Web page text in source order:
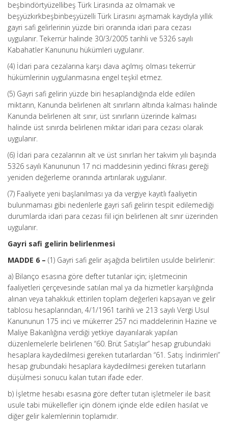
beşbindörtyüzellibeş Türk Lirasında az olmamak ve
beşyüzkırkbeşbinbeşyüzelli Türk Lirasını aşmamak kaydıyla yıllık
gayri safi gelirlerinin yüzde biri oranında idari para cezası
uygulanır. Tekerrür halinde 30/3/2005 tarihli ve 5326 sayılı
Kabahatler Kanununu hükümleri uygulanır.
(4) İdari para cezalarına karşı dava açılmış olması tekerrür
hükümlerinin uygulanmasına engel teşkil etmez.
(5) Gayri safi gelirin yüzde biri hesaplandığında elde edilen
miktarın, Kanunda belirlenen alt sınırların altında kalması halinde
Kanunda belirlenen alt sınır, üst sınırların üzerinde kalması
halinde üst sınırda belirlenen miktar idari para cezası olarak
uygulanır.
(6) İdari para cezalarının alt ve üst sınırları her takvim yılı başında
5326 sayılı Kanununun 17 nci maddesinin yedinci fıkrası gereği
yeniden değerleme oranında artırılarak uygulanır.
(7) Faaliyete yeni başlanılması ya da vergiye kayıtlı faaliyetin
bulunmaması gibi nedenlerle gayri safi gelirin tespit edilemediği
durumlarda idari para cezası fiil için belirlenen alt sınır üzerinden
uygulanır.
Gayri safi gelirin belirlenmesi
MADDE 6 – (1) Gayri safi gelir aşağıda belirtilen usulde belirlenir:
a) Bilanço esasına göre defter tutanlar için; işletmecinin
faaliyetleri çerçevesinde satılan mal ya da hizmetler karşılığında
alınan veya tahakkuk ettirilen toplam değerleri kapsayan ve gelir
tablosu hesaplarından, 4/1/1961 tarihli ve 213 sayılı Vergi Usul
Kanununun 175 inci ve mükerrer 257 nci maddelerinin Hazine ve
Maliye Bakanlığına verdiği yetkiye dayanılarak yapılan
düzenlemelerle belirlenen “60. Brüt Satışlar” hesap grubundaki
hesaplara kaydedilmesi gereken tutarlardan “61. Satış İndirimleri”
hesap grubundaki hesaplara kaydedilmesi gereken tutarların
düşülmesi sonucu kalan tutarı ifade eder.
b) İşletme hesabı esasına göre defter tutan işletmeler ile basit
usule tabi mükellefler için dönem içinde elde edilen hasılat ve
diğer gelir kalemlerinin toplamıdır.